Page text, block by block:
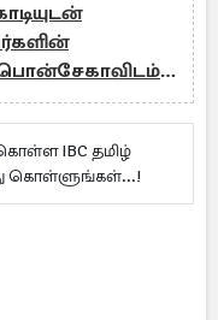
அழுத்தம்
IBC தமிழ்
கொள்ளுங்கள்...!